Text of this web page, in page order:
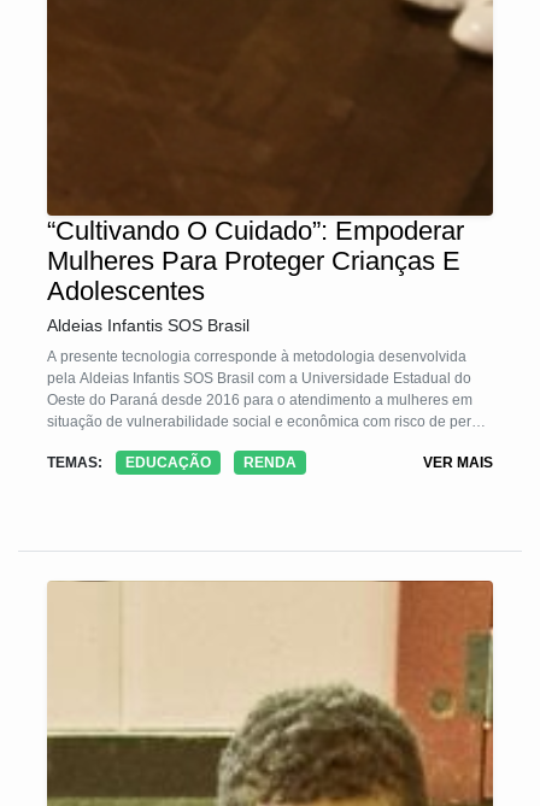
“Cultivando O Cuidado”: Empoderar
Mulheres Para Proteger Crianças E
Adolescentes
Aldeias Infantis SOS Brasil
A presente tecnologia corresponde à metodologia desenvolvida
pela Aldeias Infantis SOS Brasil com a Universidade Estadual do
Oeste do Paraná desde 2016 para o atendimento a mulheres em
situação de vulnerabilidade social e econômica com risco de perda
cuidado com a criança e o adolescente envolvem o bem-estar de
acompanhamento psicológico e direcionamento profissional de
TEMAS: EDUCAÇÃO RENDA VER MAIS